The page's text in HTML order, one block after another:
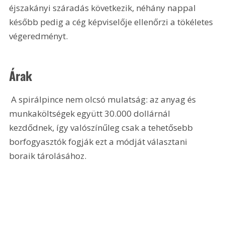
éjszakányi száradás következik, néhány nappal
később pedig a cég képviselője ellenőrzi a tökéletes
végeredményt.
Árak
A spirálpince nem olcsó mulatság: az anyag és
munkaköltségek együtt 30.000 dollárnál
kezdődnek, így valószínűleg csak a tehetősebb
borfogyasztók fogják ezt a módját választani
boraik tárolásához.